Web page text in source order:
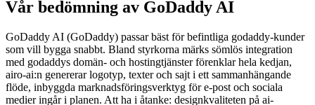
Vår bedömning av GoDaddy AI
GoDaddy AI (GoDaddy) passar bäst för befintliga godaddy-kunder
som vill bygga snabbt. Bland styrkorna märks sömlös integration
med godaddys domän- och hostingtjänster förenklar hela kedjan,
airo-ai:n genererar logotyp, texter och sajt i ett sammanhängande
flöde, inbyggda marknadsföringsverktyg för e-post och sociala
medier ingår i planen. Att ha i åtanke: designkvaliteten på ai-